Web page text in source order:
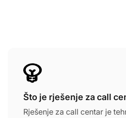
Što je rješenje za call
Rješenje za call centar je